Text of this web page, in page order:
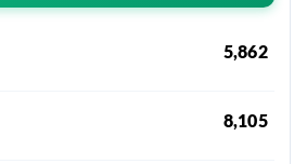
5,862
8,105